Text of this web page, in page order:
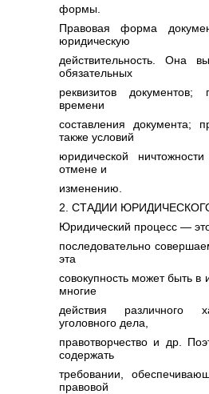
формы.
Правовая форма
юридическую
действительность. Она
обязательных
реквизитов документов;
времени
составления документа;
также условий
юридической
отмене и
изменению.
2. СТАДИИ
Юридический процесс —
последовательно
эта
совокупность может быть в
многие
действия различного
уголовного дела,
правотворчество и др.
содержать
требовании,
правовой